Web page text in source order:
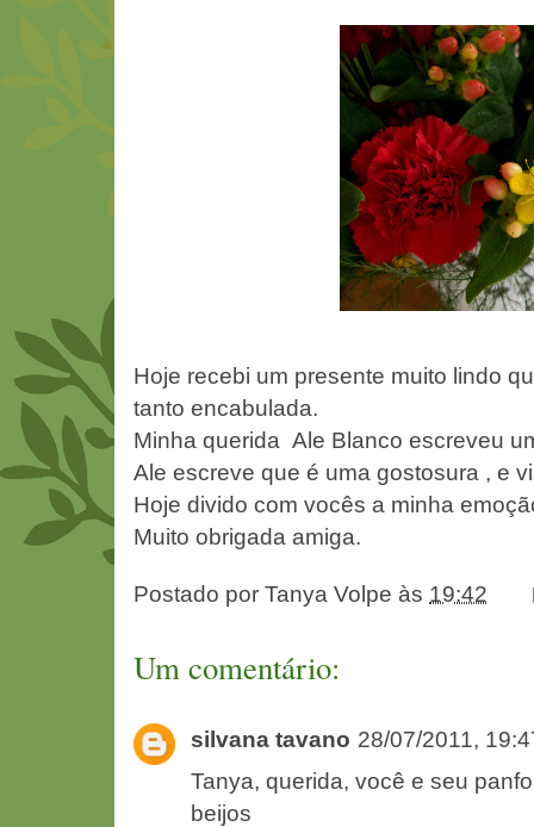
Hoje recebi um presente muito lindo
tanto encabulada.
Minha querida Ale Blanco escreveu
Ale escreve que é uma gostosura , e
Hoje divido com vocês a minha
Muito obrigada amiga.
Postado por Tanya Volpe às 19:42
Um comentário:
silvana tavano 28/07/2011,
Tanya, querida, você e seu
beijos